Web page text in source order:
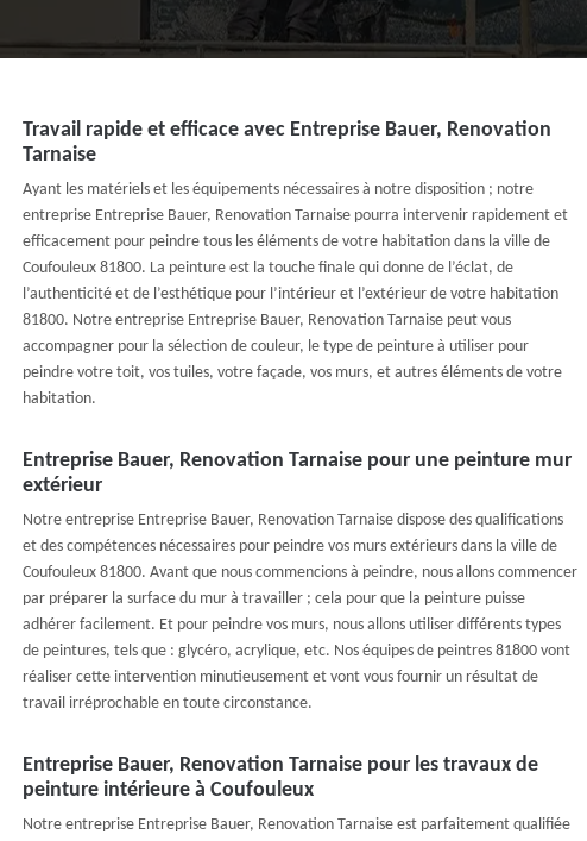
Travail rapide et efficace avec Entreprise Bauer, Renovation
Tarnaise
Ayant les matériels et les équipements nécessaires à notre disposition ; notre
entreprise Entreprise Bauer, Renovation Tarnaise pourra intervenir rapidement et
efficacement pour peindre tous les éléments de votre habitation dans la ville de
Coufouleux 81800. La peinture est la touche finale qui donne de l’éclat, de
l’authenticité et de l’esthétique pour l’intérieur et l’extérieur de votre habitation
81800. Notre entreprise Entreprise Bauer, Renovation Tarnaise peut vous
accompagner pour la sélection de couleur, le type de peinture à utiliser pour
peindre votre toit, vos tuiles, votre façade, vos murs, et autres éléments de votre
habitation.
Entreprise Bauer, Renovation Tarnaise pour une peinture mur
extérieur
Notre entreprise Entreprise Bauer, Renovation Tarnaise dispose des qualifications
et des compétences nécessaires pour peindre vos murs extérieurs dans la ville de
Coufouleux 81800. Avant que nous commencions à peindre, nous allons commencer
par préparer la surface du mur à travailler ; cela pour que la peinture puisse
adhérer facilement. Et pour peindre vos murs, nous allons utiliser différents types
de peintures, tels que : glycéro, acrylique, etc. Nos équipes de peintres 81800 vont
réaliser cette intervention minutieusement et vont vous fournir un résultat de
travail irréprochable en toute circonstance.
Entreprise Bauer, Renovation Tarnaise pour les travaux de
peinture intérieure à Coufouleux
Notre entreprise Entreprise Bauer, Renovation Tarnaise est parfaitement qualifiée